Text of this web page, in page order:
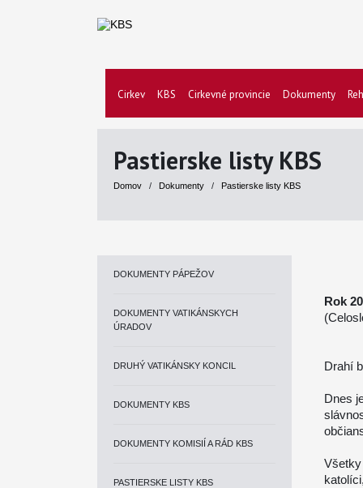
Cirkev KBS Cirkevné provincie Dokumenty
Pastierske listy KBS
Domov / Dokumenty / Pastierske listy KBS
DOKUMENTY PÁPEŽOV
DOKUMENTY VATIKÁNSKYCH
ÚRADOV
DRUHÝ VATIKÁNSKY KONCIL
DOKUMENTY KBS
DOKUMENTY KOMISIÍ A RÁD KBS
PASTIERSKE LISTY KBS
Rok
Drahí
Dnes